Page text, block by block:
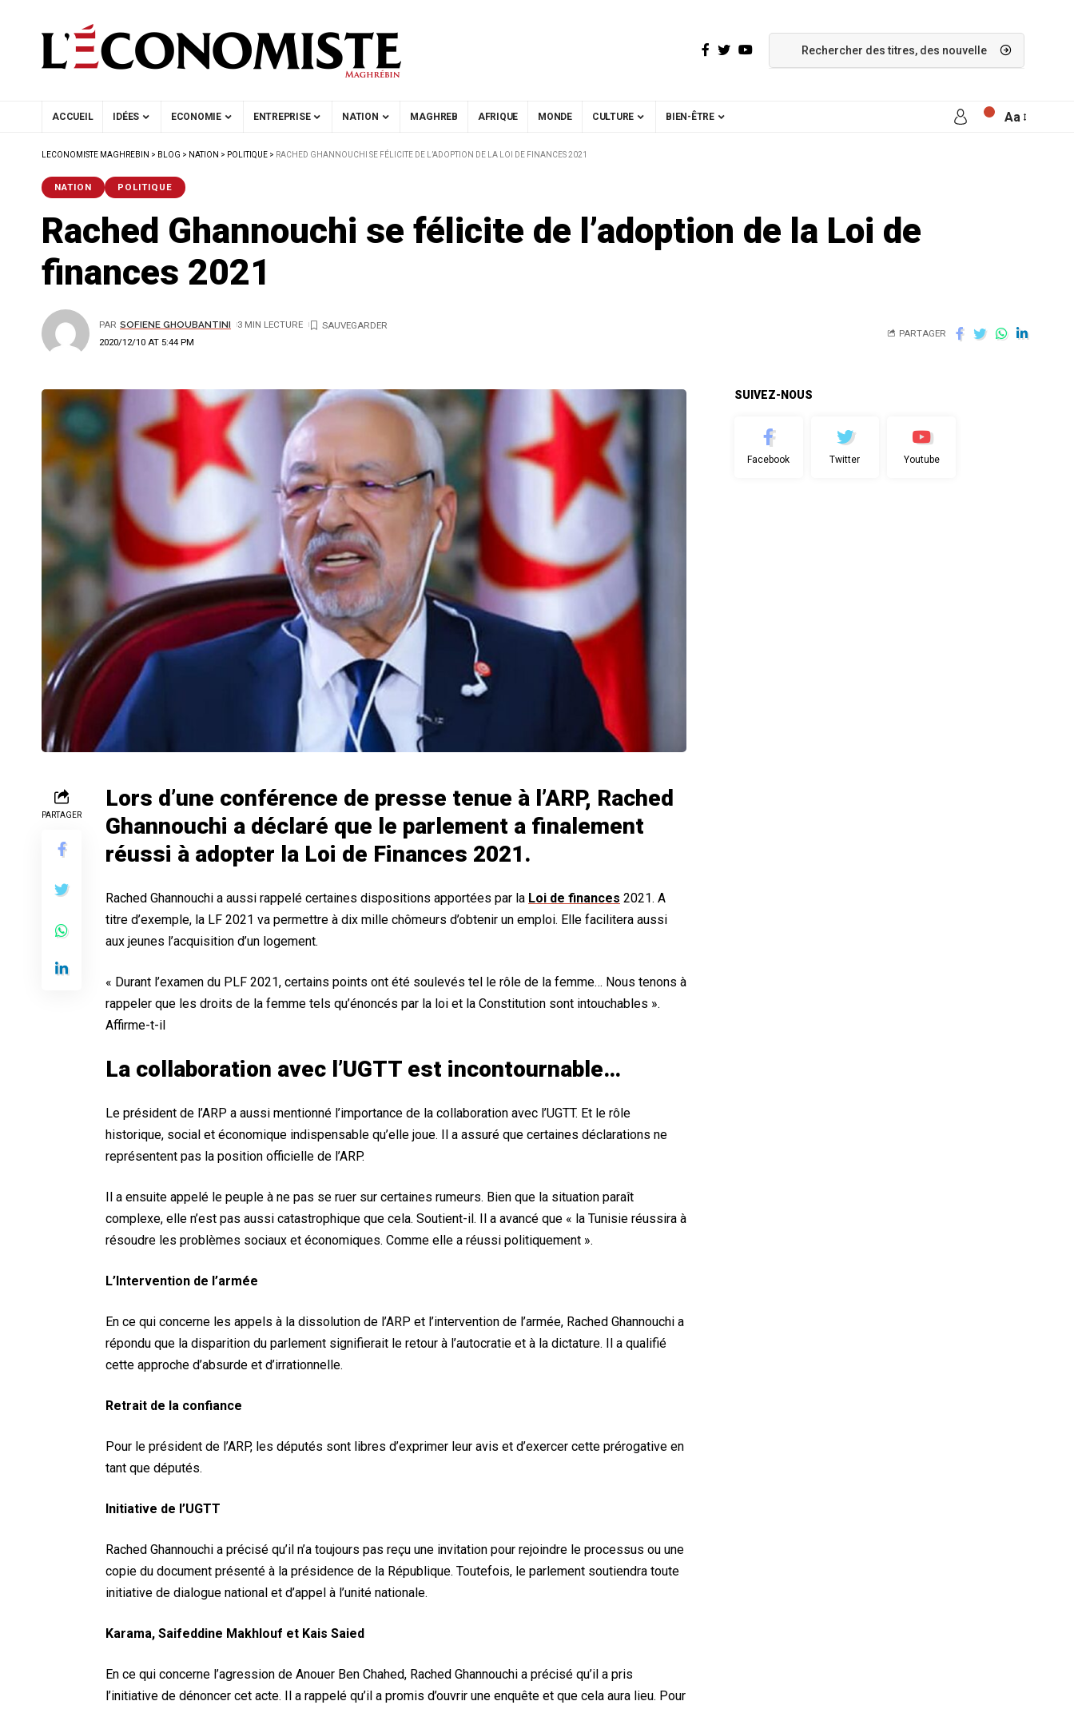
ACCUEIL IDÉES ECONOMIE ENTREPRISE NATION MAGHREB AFRIQUE MONDE CULTURE BIEN-ÊTRE Aa
LECONOMISTE MAGHREBIN > BLOG > NATION > POLITIQUE > RACHED GHANNOUCHI SE FÉLICITE DE L’ADOPTION DE LA LOI DE FINANCES 2021
NATION POLITIQUE
Rached Ghannouchi se félicite de l’adoption de la Loi de
finances 2021
2020/12/10 AT 5:44 PM
PAR SOFIENE GHOUBANTINI 3 MIN LECTURE
PARTAGER
PARTAGER
Lors d’une conférence de presse tenue à l’ARP, Rached
Ghannouchi a déclaré que le parlement a finalement
réussi à adopter la Loi de Finances 2021.
Rached Ghannouchi a aussi rappelé certaines dispositions apportées par la Loi de finances 2021. A
titre d’exemple, la LF 2021 va permettre à dix mille chômeurs d’obtenir un emploi. Elle facilitera aussi
aux jeunes l’acquisition d’un logement.
« Durant l’examen du PLF 2021, certains points ont été soulevés tel le rôle de la femme… Nous tenons à
rappeler que les droits de la femme tels qu’énoncés par la loi et la Constitution sont intouchables ».
Affirme-t-il
La collaboration avec l’UGTT est incontournable…
Le président de l’ARP a aussi mentionné l’importance de la collaboration avec l’UGTT. Et le rôle
historique, social et économique indispensable qu’elle joue. Il a assuré que certaines déclarations ne
représentent pas la position officielle de l’ARP.
Il a ensuite appelé le peuple à ne pas se ruer sur certaines rumeurs. Bien que la situation paraît
complexe, elle n’est pas aussi catastrophique que cela. Soutient-il. Il a avancé que « la Tunisie réussira à
résoudre les problèmes sociaux et économiques. Comme elle a réussi politiquement ».
L’Intervention de l’armée
En ce qui concerne les appels à la dissolution de l’ARP et l’intervention de l’armée, Rached Ghannouchi a
répondu que la disparition du parlement signifierait le retour à l’autocratie et à la dictature. Il a qualifié
cette approche d’absurde et d’irrationnelle.
Retrait de la confiance
Pour le président de l’ARP, les députés sont libres d’exprimer leur avis et d’exercer cette prérogative en
tant que députés.
Initiative de l’UGTT
Rached Ghannouchi a précisé qu’il n’a toujours pas reçu une invitation pour rejoindre le processus ou une
copie du document présenté à la présidence de la République. Toutefois, le parlement soutiendra toute
initiative de dialogue national et d’appel à l’unité nationale.
Karama, Saifeddine Makhlouf et Kais Saied
En ce qui concerne l’agression de Anouer Ben Chahed, Rached Ghannouchi a précisé qu’il a pris
l’initiative de dénoncer cet acte. Il a rappelé qu’il a promis d’ouvrir une enquête et que cela aura lieu. Pour
SUIVEZ-NOUS
Facebook Twitter Youtube